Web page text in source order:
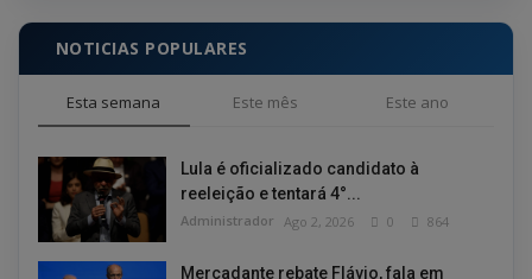
NOTICIAS POPULARES
Esta semana Este mês Este ano
Lula é oficializado candidato à
reeleição e tentará 4°...
Administrador Ago 2, 2026 0 864
Mercadante rebate Flávio, fala em